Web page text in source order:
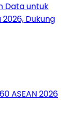
Data untuk
Dukung
ASEAN 2026